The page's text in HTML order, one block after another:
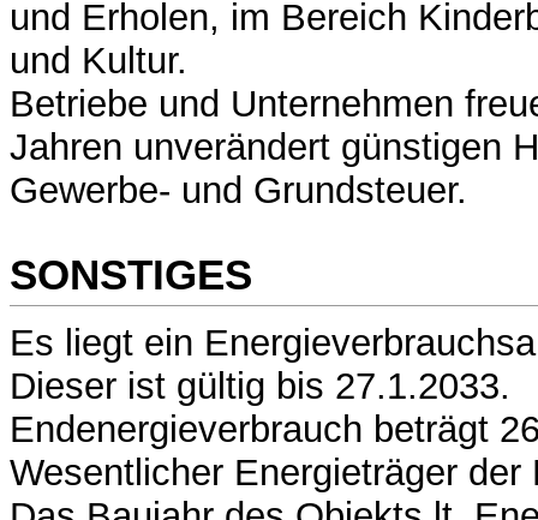
und Erholen, im Bereich
und Kultur.
Betriebe und Unternehmen
Jahren unverändert günstigen
Gewerbe- und Grundsteuer.
SONSTIGES
Es liegt ein
Dieser ist gültig bis 27.1.2033.
Endenergieverbrauch beträgt
Wesentlicher Energieträger der